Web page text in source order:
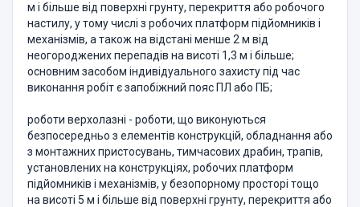
м і більше від поверхні грунту, перекриття або робочого
настилу, у тому числі з робочих платформ підйомників і
механізмів, а також на відстані менше 2 м від
неогороджених перепадів на висоті 1,3 м і більше;
основним засобом індивідуального захисту під час
виконання робіт є запобіжний пояс ПЛ або ПБ;
роботи верхолазні - роботи, що виконуються
безпосередньо з елементів конструкцій, обладнання або
з монтажних пристосувань, тимчасових драбин, трапів,
установлених на конструкціях, робочих платформ
підйомників і механізмів, у безопорному просторі тощо
на висоті 5 м і більше від поверхні грунту, перекриття або